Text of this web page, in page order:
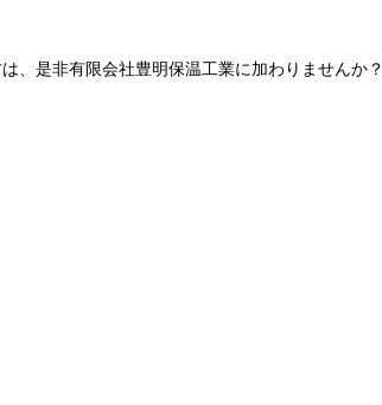
、是非有限会社豊明保温工業に加わりませんか？